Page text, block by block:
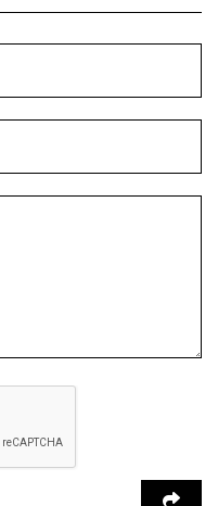
проблеми
лагер
мигранти